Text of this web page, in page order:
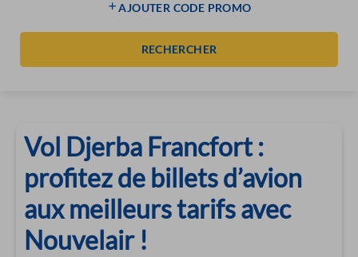
AJOUTER CODE PROMO
RECHERCHER
Vol Djerba Francfort :
profitez de billets d’avion
aux meilleurs tarifs avec
Nouvelair !